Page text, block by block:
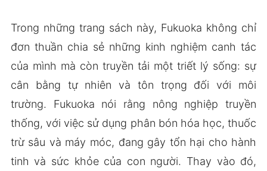
Trong những trang sách này, Fukuoka không chỉ
đơn thuần chia sẻ những kinh nghiệm canh tác
của mình mà còn truyền tải một triết lý sống: sự
cân bằng tự nhiên và tôn trọng đối với môi
trường. Fukuoka nói rằng nông nghiệp truyền
thống, với việc sử dụng phân bón hóa học, thuốc
trừ sâu và máy móc, đang gây tổn hại cho hành
tinh và sức khỏe của con người. Thay vào đó,